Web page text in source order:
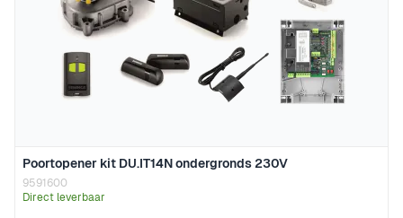
Poortopener kit DU.IT14N ondergronds 230V
9591600
Direct leverbaar